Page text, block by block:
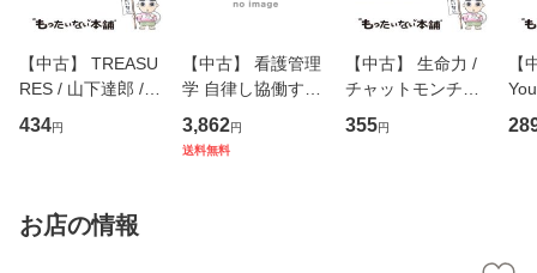
【中古】 TREASU
RES / 山下達郎 /
イーストウエス
ト・ジャパン [CD]
434円
【中古】 看護管理
学 自律し協働する
専門職の看護マネ
ジメントスキル 改
3,862円
送料無料
【中古】 生命力 /
チャットモンチー /
キューンレコード
[CD]【メール便送
355円
【
のが
お店の情報